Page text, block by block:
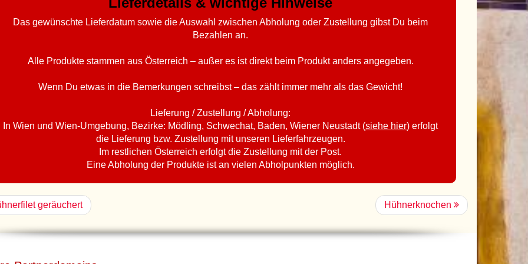
Das gewünschte Lieferdatum sowie die Auswahl zwischen Abholung oder Zustellung gibst Du beim
Bezahlen an.
Alle Produkte stammen aus Österreich – außer es ist direkt beim Produkt anders angegeben.
Wenn Du etwas in die Bemerkungen schreibst – das zählt immer mehr als das Gewicht!
Lieferung / Zustellung / Abholung:
In Wien und Wien-Umgebung, Bezirke: Mödling, Schwechat, Baden, Wiener Neustadt (siehe hier) erfolgt
die Lieferung bzw. Zustellung mit unseren Lieferfahrzeugen.
Im restlichen Österreich erfolgt die Zustellung mit der Post.
Eine Abholung der Produkte ist an vielen Abholpunkten möglich.
geräuchert Hühnerknochen